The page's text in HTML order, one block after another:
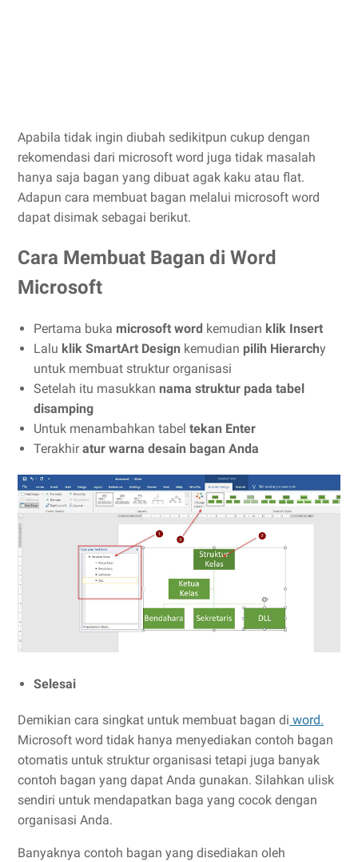
Apabila tidak ingin diubah sedikitpun cukup dengan
rekomendasi dari microsoft word juga tidak masalah
hanya saja bagan yang dibuat agak kaku atau flat.
Adapun cara membuat bagan melalui microsoft word
dapat disimak sebagai berikut.
Cara Membuat Bagan di Word
Microsoft
Pertama buka microsoft word kemudian klik Insert
Lalu klik SmartArt Design kemudian pilih Hierarchy
untuk membuat struktur organisasi
Setelah itu masukkan nama struktur pada tabel
disamping
Untuk menambahkan tabel tekan Enter
Terakhiratur warna desain bagan Anda
Selesai
Demikian cara singkat untuk membuat bagan di word.
Microsoft word tidak hanya menyediakan contoh bagan
otomatis untuk struktur organisasi tetapi juga banyak
contoh bagan yang dapat Anda gunakan. Silahkan ulisk
sendiri untuk mendapatkan baga yang cocok dengan
organisasi Anda.
Banyaknya contoh bagan yang disediakan oleh